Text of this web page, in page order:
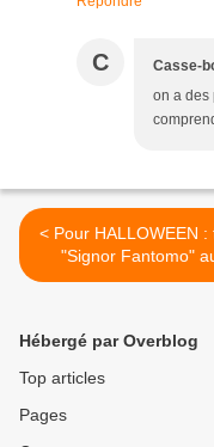
C Casse-
on a des
< Pour HALLOWEEN : tuto
"Signor Fantomo"
crochet
Hébergé par Overblog
Top articles
Pages